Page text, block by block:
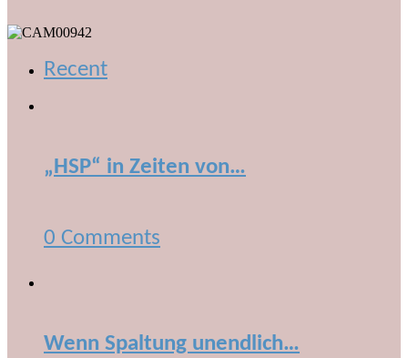
Recent
„HSP“ in Zeiten von…
0 Comments
Wenn Spaltung unendlich…